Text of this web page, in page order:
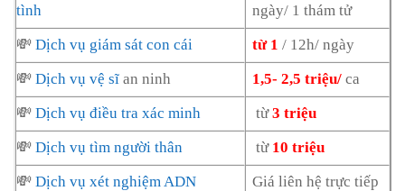
tình
ngày/ 1 thám tử
💸 Dịch vụ giám sát con cái từ 1/ 12h/ ngày
💸 Dịch vụ vệ sĩ an ninh 1,5- 2,5 triệu/ ca
💸 Dịch vụ điều tra xác minh từ3 triệu
💸 Dịch vụ tìm người thân từ 10 triệu
💸 Dịch vụ xét nghiệm ADN
Giá liên hệ trực tiếp